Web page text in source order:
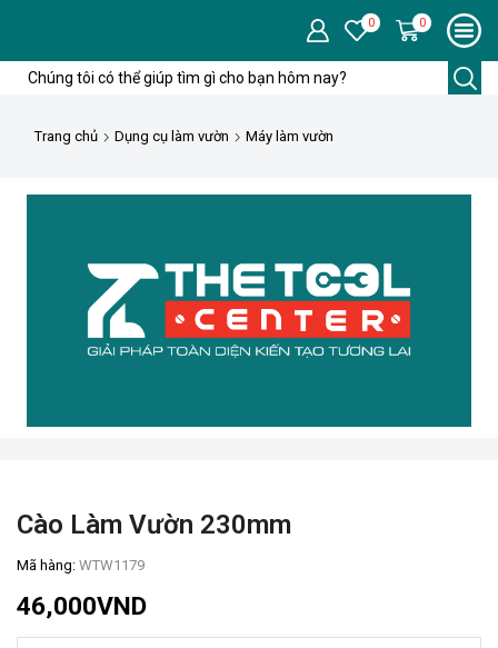
0 0
Trường
kiếm
Trang chủ Dụng cụ làm vườn Máy làm vườn
Cào Làm Vườn 230mm
Mã hàng: WTW1179
46,000VND